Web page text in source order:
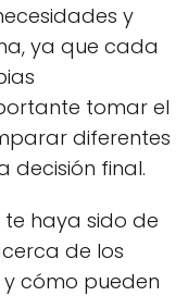
y
ya que cada
tomar el
diferentes
decisión final.
haya sido de
de los
cómo pueden